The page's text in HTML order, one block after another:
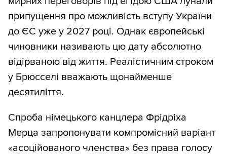
припущення про можливість вступу України
до ЄС уже у 2027 році. Однак європейські
чиновники називають цю дату абсолютно
відірваною від життя. Реалістичним строком
у Брюсселі вважають щонайменше
десятиліття.
Спроба німецького канцлера Фрідріха
Мерца запропонувати компромісний варіант
«асоційованого членства» без права голосу